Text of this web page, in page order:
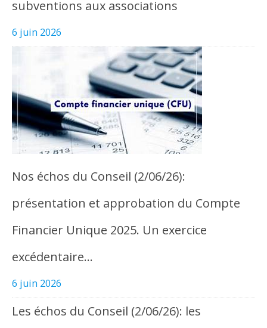
subventions aux associations
6 juin 2026
Nos échos du Conseil (2/06/26):
présentation et approbation du Compte
Financier Unique 2025. Un exercice
excédentaire…
6 juin 2026
Les échos du Conseil (2/06/26): les